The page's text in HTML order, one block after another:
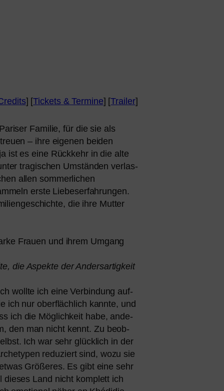
] [Tickets &Termine] [Trailer]
Familie, für die sie als
– ihre eige­nen bei­den
ist es eine Rückkehr in die alte
tra­gi­schen Umständen ver­las­
allen som­mer­li­chen
ers­te Liebeserfahrungen.
die ihre Mutter
Frauen und ihrem Umgang
die Aspekte der Andersartigkeit
woll­te ich eine Verbindung auf­
ich nur ober­fläch­lich kann­te, und
ich die Möglichkeit habe, ande­
den man nicht kennt. Zu beob­
Ich war sehr glück­lich in der
redu­ziert sind, wozu sie
Größeres. Es gibt eine sehr
Land nicht kom­plett ich